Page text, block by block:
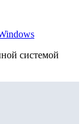
системой